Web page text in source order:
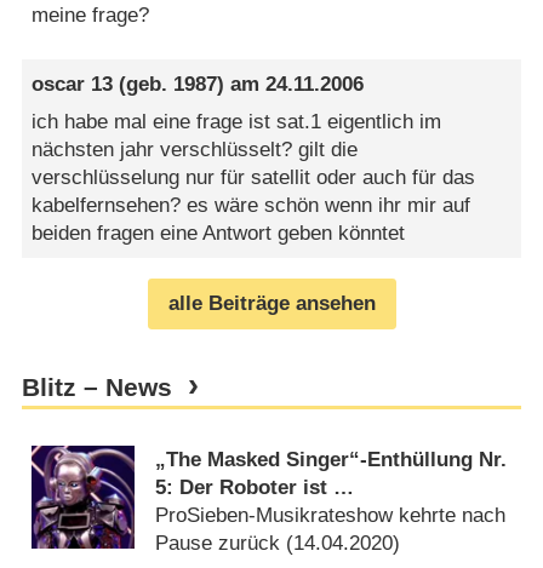
meine frage?
oscar 13 (geb. 1987) am24.11.2006
ich habe mal eine frage ist sat.1 eigentlich im
nächsten jahr verschlüsselt? gilt die
verschlüsselung nur für satellit oder auch für das
kabelfernsehen? es wäre schön wenn ihr mir auf
beiden fragen eine Antwort geben könntet
alle Beiträge ansehen
Blitz – News
„The Masked Singer“-Enthüllung Nr.
5: Der Roboter ist …
ProSieben-Musikrateshow kehrte nach
Pause zurück (14.04.2020)